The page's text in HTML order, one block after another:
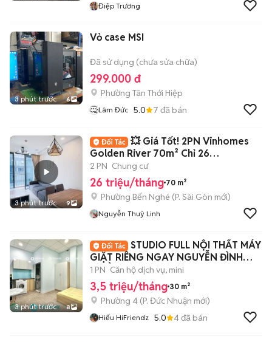
Điệp Trương
3 phút trước 6
Vỏ case MSI
Đã sử dụng (chưa sửa chữa)
299.000 đ
Phường Tân Thới Hiệp
Lâm Đức 5.0 7 đã bán
3 phút trước 9
💥 Giá Tốt! 2PN Vinhomes
Golden River 70m² Chỉ 26
Triệu/Tháng
2 PN Chung cư
26 triệu/tháng 70 m²
Phường Bến Nghé (P. Sài Gòn mới)
Nguyễn Thuỳ Linh
3 phút trước 8
STUDIO FULL NỘI THẤT MÁY
GIẶT RIÊNG NGAY NGUYỄN ĐÌNH
CHIỂU
1 PN Căn hộ dịch vụ, mini
3,5 triệu/tháng 30 m²
Phường 4 (P. Đức Nhuận mới)
Hiếu HiFriendz 5.0 4đã bán